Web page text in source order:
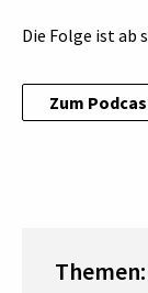
Die Folge ist ab
Zum
Themen: